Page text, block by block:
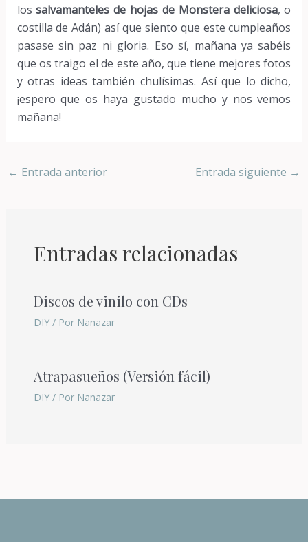
lossalvamanteles de hojas de Monstera deliciosa, o
costilla de Adán) así que siento que este cumpleaños
pasase sin paz ni gloria. Eso sí, mañana ya sabéis
que os traigo el de este año, que tiene mejores fotos
y otras ideas también chulísimas. Así que lo dicho,
¡espero que os haya gustado mucho y nos vemos
mañana!
← Entrada anterior Entrada siguiente →
Entradas relacionadas
Discos de vinilo con CDs
DIY/ Por Nanazar
Atrapasueños (Versión fácil)
DIY/ Por Nanazar